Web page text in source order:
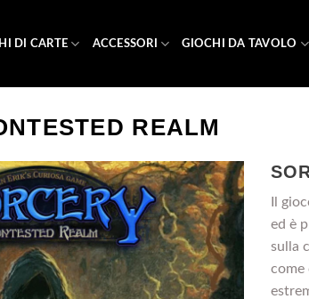
DI CARTE ACCESSORI GIOCHI DA TAVOLO
REALM
Il
ed è
sulla
come